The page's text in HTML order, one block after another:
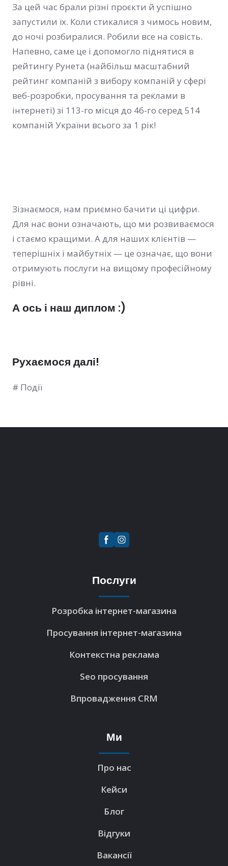
За цей час брали різні проєкти й успішно
запустили їх. Коли стикалися з чимось новим,
до ночі розбиралися. Робили все на совість.
Напевно, саме це і допомогло піднятися в
рейтингу Рунета (найбільш масштабний
рейтинг компаній з вибору компаній у сфері
веб-розробки, просування та реклами в
інтернеті) зі 113-го місця до 46-го серед 514
компаній України всього за 1 рік!
Зізнаємося, нам приємно бачити ці цифри.
Для нас вони означають, що ми розвиваємося
і стаємо кращими. А для наших клієнтів —
теперішніх і майбутніх — це означає, що вони
отримують послуги на вищому професійному
рівні.
А ось і наш диплом :)
Рухаємося далі!
# Події
Послуги
Розробка інтернет-магазина
Просування інтернет-магазина
Контекстна реклама
Seo просування
Впровадження CRM
Ми
Про нас
Кейси
Блог
Відгуки
Вакансії